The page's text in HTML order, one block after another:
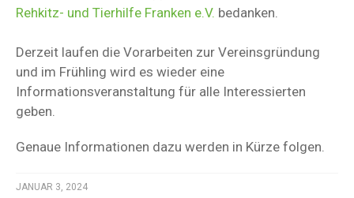
Rehkitz- und Tierhilfe Franken e.V. bedanken.
Derzeit laufen die Vorarbeiten zur Vereinsgründung
und im Frühling wird es wieder eine
Informationsveranstaltung für alle Interessierten
geben.
Genaue Informationen dazu werden in Kürze folgen.
JANUAR 3, 2024